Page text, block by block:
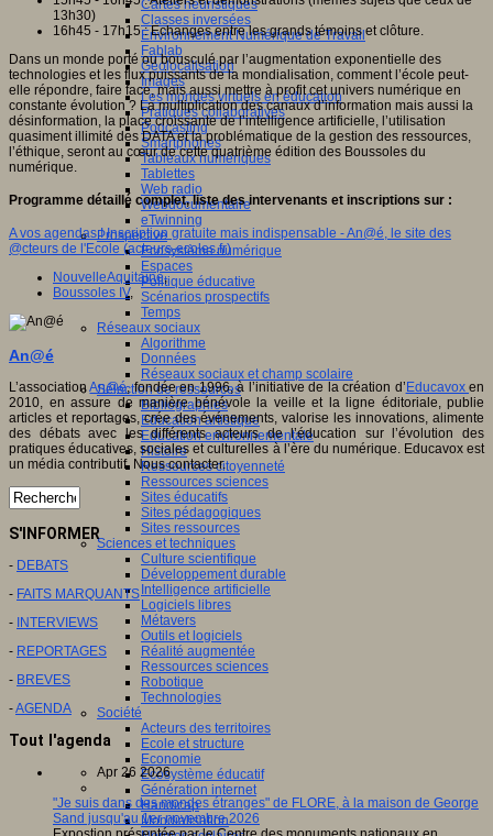
Cartes heuristiques
Classes inversées
Environnement Numérique de Travail
Fablab
Géolocalisation
Images
Les mondes virtuels en éducation
Pratiques collaboratives
Podcasting
Smartphones
Tableaux numériques
Tablettes
Web radio
Webdocumentaire
eTwinning
Prospective
Ecosystème numérique
Espaces
Politique éducative
Scénarios prospectifs
Temps
Réseaux sociaux
Algorithme
Données
Réseaux sociaux et champ scolaire
Sélection de ressources
Bibliographies
Education artistique
Education environnementale
Histoire
Ressources citoyenneté
Ressources sciences
Sites éducatifs
Sites pédagogiques
Sites ressources
Sciences et techniques
Culture scientifique
Développement durable
Intelligence artificielle
Logiciels libres
Métavers
Outils et logiciels
Réalité augmentée
Ressources sciences
Robotique
Technologies
Société
Acteurs des territoires
Ecole et structure
Economie
Ecosystème éducatif
Génération internet
Handicap
Mondialisation
13h30)
16h45 - 17h15 : Echanges entre les grands témoins et clôture.
Dans un monde porté ou bousculé par l’augmentation exponentielle des
technologies et les flux puissants de la mondialisation, comment l’école peut-
elle répondre, faire face, mais aussi mettre à profit cet univers numérique en
constante évolution ? La multiplication des canaux d’information mais aussi la
désinformation, la place croissante de l’intelligence artificielle, l’utilisation
quasiment illimité des DATA et la problématique de la gestion des ressources,
l’éthique, seront au cœur de cette quatrième édition des Boussoles du
numérique.
Programme détaillé complet, liste des intervenants et inscriptions sur :
A vos agendas ! Inscription gratuite mais indispensable - An@é, le site des
@cteurs de l'Ecole (acteurs-ecoles.fr)
NouvelleAquitaine,
Boussoles IV,
An@é
L’associationAn@é, fondée en 1996, à l’initiative de la création d’ Educavoxen
2010, en assure de manière bénévole la veille et la ligne éditoriale, publie
articles et reportages, crée des événements, valorise les innovations, alimente
des débats avec les différents acteurs de l’éducation sur l’évolution des
pratiques éducatives, sociales et culturelles à l’ère du numérique. Educavox est
un média contributif. Nous contacter.
S'INFORMER
- DEBATS
- FAITS MARQUANTS
- INTERVIEWS
- REPORTAGES
- BREVES
-AGENDA
Tout l'agenda
Apr 26 2026
"Je suis dans des mondes étranges" de FLORE, à la maison de George
Sand jusqu'au 1er novembre 2026